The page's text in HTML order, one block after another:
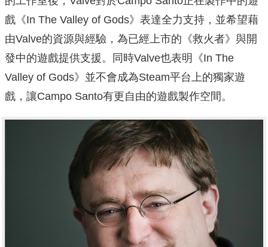
戲《In The Valley of Gods》表達全力支持，並希望藉
由Valve的資源與經驗，為已經上市的《救火者》與開
發中的遊戲提供支援。同時Valve也表明《In The
Valley of Gods》並不會成為Steam平台上的獨家遊
戲，讓Campo Santo有更自由的遊戲製作空間。